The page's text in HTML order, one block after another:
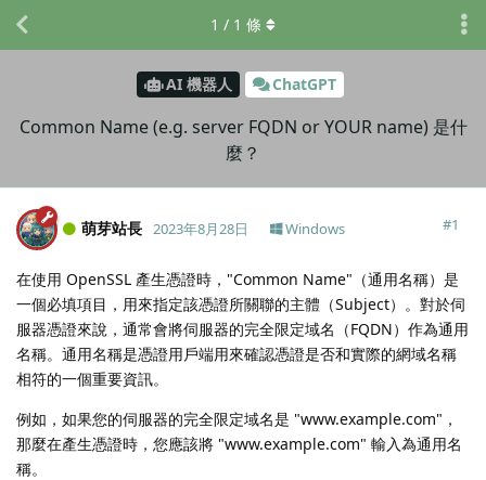
AI 機器人 ChatGPT
Common Name (e.g. server FQDN or YOUR name) 是什
麼？
1 / 1 條
萌芽站長 2023年8月28日 #1
Windows
在使用 OpenSSL 產生憑證時，"Common Name"（通用名稱）是
一個必填項目，用來指定該憑證所關聯的主體（Subject）。對於伺
服器憑證來說，通常會將伺服器的完全限定域名（FQDN）作為通用
名稱。通用名稱是憑證用戶端用來確認憑證是否和實際的網域名稱
相符的一個重要資訊。
例如，如果您的伺服器的完全限定域名是 "www.example.com"，
那麼在產生憑證時，您應該將 "www.example.com" 輸入為通用名
稱。